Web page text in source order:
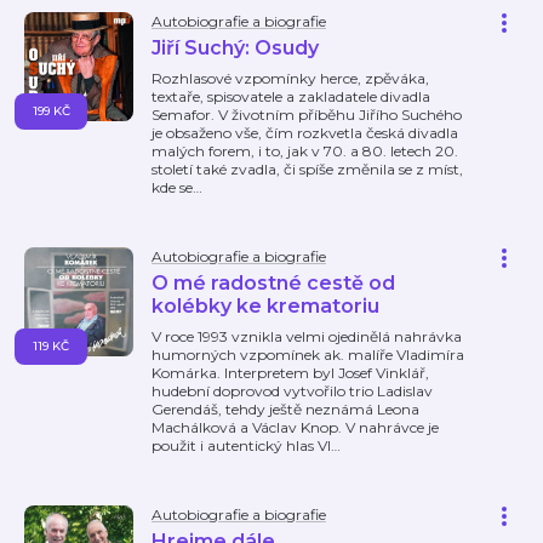
Autobiografie a biografie
Jiří Suchý: Osudy
Rozhlasové vzpomínky herce, zpěváka,
textaře, spisovatele a zakladatele divadla
Semafor. V životním příběhu Jiřího Suchého
je obsaženo vše, čím rozkvetla česká divadla
malých forem, i to, jak v 70. a 80. letech 20.
století také zvadla, či spíše změnila se z míst,
kde se…
199 KČ
Autobiografie a biografie
O mé radostné cestě od
kolébky ke krematoriu
V roce 1993 vznikla velmi ojedinělá nahrávka
humorných vzpomínek ak. malíře Vladimíra
Komárka. Interpretem byl Josef Vinklář,
hudební doprovod vytvořilo trio Ladislav
Gerendáš, tehdy ještě neznámá Leona
Machálková a Václav Knop. V nahrávce je
použit i autentický hlas Vl…
119 KČ
Autobiografie a biografie